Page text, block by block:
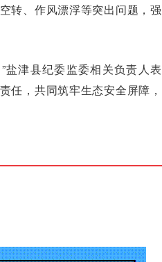
转、作风漂浮等突出问题，强
盐津县纪委监委相关负责人表
任，共同筑牢生态安全屏障，